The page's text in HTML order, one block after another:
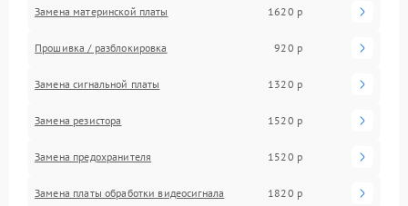
Замена материнской платы 1620 р
Прошивка / разблокировка 920 р
Замена сигнальной платы 1320 р
Замена резистора 1520 р
Замена предохранителя 1520 р
Замена платы обработки видеосигнала 1820 р